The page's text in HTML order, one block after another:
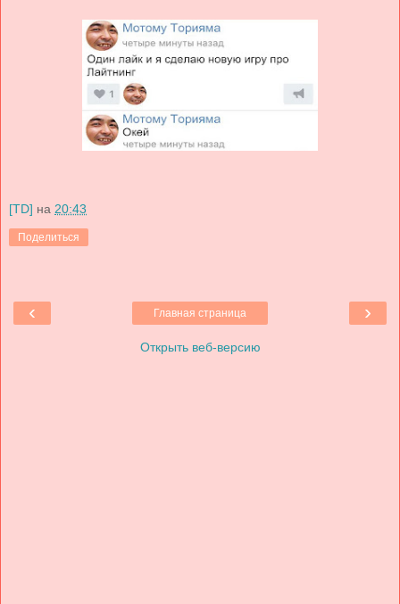
[TD] на 20:43
Поделиться
‹ ›
Главная страница
Открыть веб-версию